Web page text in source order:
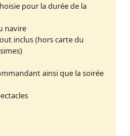
pour la durée de la
navire
inclus (hors carte du
ainsi que la soirée